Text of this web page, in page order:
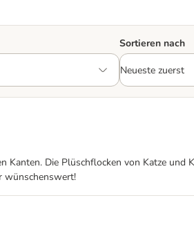
Sortieren nach
Die Plüschflocken von Katze
wünschenswert!